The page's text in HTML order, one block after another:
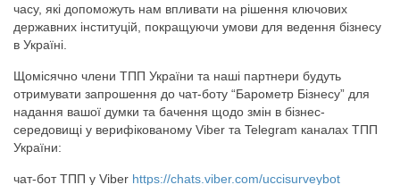
часу, які допоможуть нам впливати на рішення ключових
державних інституцій, покращуючи умови для ведення бізнесу
в Україні.
Щомісячно члени ТПП України та наші партнери будуть
отримувати запрошення до чат-боту “Барометр Бізнесу” для
надання вашої думки та бачення щодо змін в бізнес-
середовищі у верифікованому Viber та Telegram каналах ТПП
України:
чат-бот ТПП у Viber https://chats.viber.com/uccisurveybot